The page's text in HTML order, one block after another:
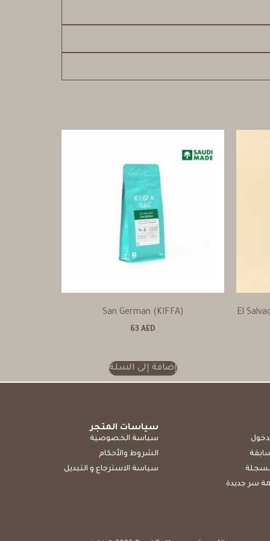
El
San German (KIFFA)
63 AED
إضافة إلى السلة
سر جديدة
سياسات المتجر
سياسة الخصوصية
الشروط والأحكام
سياسة الاسترجاع و التبديل